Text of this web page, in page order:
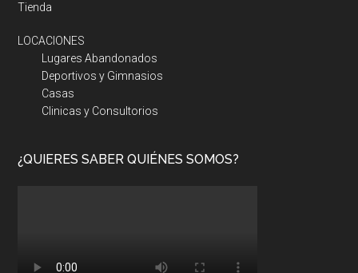
Tienda
LOCACIONES
Lugares Abandonados
Deportivos y Gimnasios
Casas
Clinicas y Consultorios
¿QUIERES SABER QUIÉNES SOMOS?